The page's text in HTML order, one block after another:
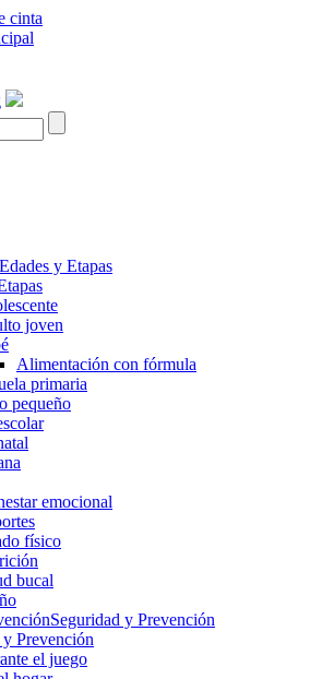
cinta
Edades y Etapas
joven
Alimentación con fórmula
primaria
pequeño
emocional
físico
bucal
Seguridad y Prevención
Prevención
el juego